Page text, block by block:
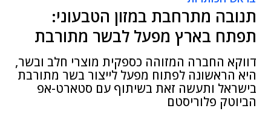
תנובה מתרחבת במזון הטבעוני:
תפתח בארץ מפעל לבשר מתורבת
דווקא החברה המזוהה כספקית מוצרי חלב ובשר,
היא הראשונה לפתוח מפעל לייצור בשר מתורבת
בישראל ותעשה זאת בשיתוף עם סטארט-אפ
הביוטק פלוריסטם